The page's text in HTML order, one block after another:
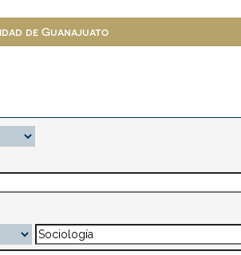
de Guanajuato